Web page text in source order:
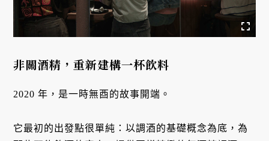
非關酒精，重新建構一杯飲料
2020 年，是一時無酉的故事開端。
它最初的出發點很單純：以調酒的基礎概念為底，為